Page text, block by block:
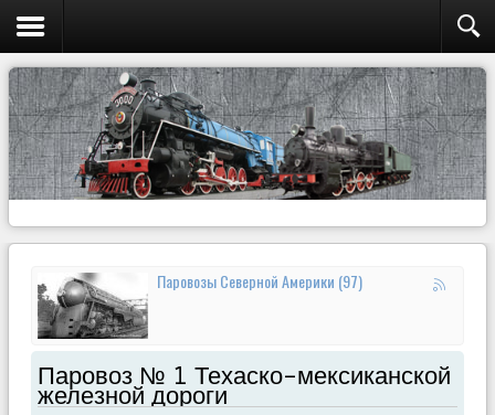
Паровозы Северной Америки (97)
Паровоз № 1 Техаско-мексиканской
железной дороги